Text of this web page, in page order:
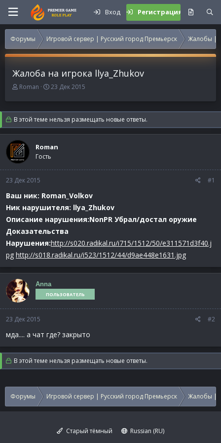
Вход Регистрация
Форумы Игровой сервер | Русский город Премьерск Жалобы |
Жалоба на игрока llya_Zhukov
А
т
о
р
т
е
м
ы
Roman
Д
т
а
н
а
а
л
23 Дек 2015
В этой теме нельзя размещать новые ответы.
Roman
Гость
23 Дек 2015 #1
Ваш ник: Roman_Volkov
Ник нарушителя: llya_Zhukov
Описание нарушения:NonPR Убрал/достал оружие
Доказательства
Нарушения:http://s020.radikal.ru/i715/1512/50/e311571d3f40.j
pg http://s018.radikal.ru/i523/1512/44/d9ae448e1631.jpg
Anna
ПОЛЬЗОВАТЕЛЬ
23 Дек 2015 #2
мда.... а чат где? закрыто
В этой теме нельзя размещать новые ответы.
Форумы Игровой сервер | Русский город Премьерск Жалобы |
Старый тёмный
Russian (RU)